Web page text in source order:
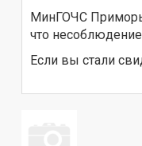
МинГОЧС
что
Если вы стали